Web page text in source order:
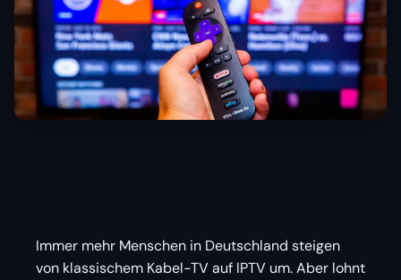
Immer mehr Menschen in Deutschland steigen
von klassischem Kabel-TV auf IPTV um. Aber lohnt